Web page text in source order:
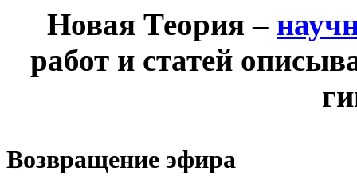
Новая Теория –
работ и статей
Возвращение эфира